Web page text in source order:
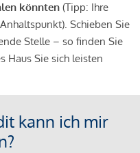
könnten (Tipp: Ihre
Schieben Sie
Stelle – so finden Sie
Haus Sie sich leisten
kann ich mir